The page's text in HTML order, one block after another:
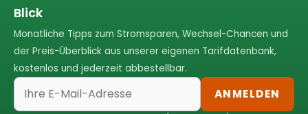
Blick
Monatliche Tipps zum Stromsparen, Wechsel-Chancen und
der Preis-Überblick aus unserer eigenen Tarifdatenbank,
kostenlos und jederzeit abbestellbar.
ANMELDEN